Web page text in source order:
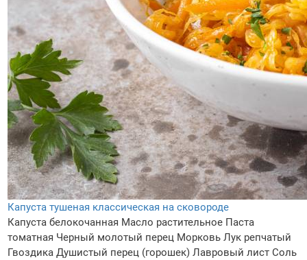
Капуста тушеная классическая на сковороде
Капуста белокочанная Масло растительное Паста
томатная Черный молотый перец Морковь Лук репчатый
Гвоздика Душистый перец (горошек) Лавровый лист Соль